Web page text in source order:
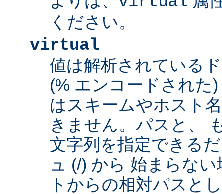
ください。
virtual
値は解析されている
(% エンコードされた
はスキームやホスト
きません。パスと、
文字列を指定できる
ュ (/) から 始まらな
トからの相対パスと